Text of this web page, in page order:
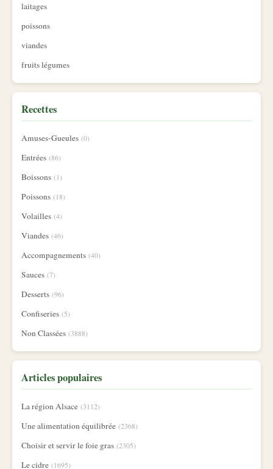
laitages
poissons
viandes
fruits légumes
Recettes
Amuses-Gueules (0)
Entrées (86)
Boissons (1)
Poissons (18)
Volailles (4)
Viandes (46)
Accompagnements (40)
Sauces (7)
Desserts (96)
Confiseries (5)
Non Classées (3888)
Articles populaires
La région Alsace (3112)
Une alimentation équilibrée (2368)
Choisir et servir le foie gras (2305)
Le cidre (1695)